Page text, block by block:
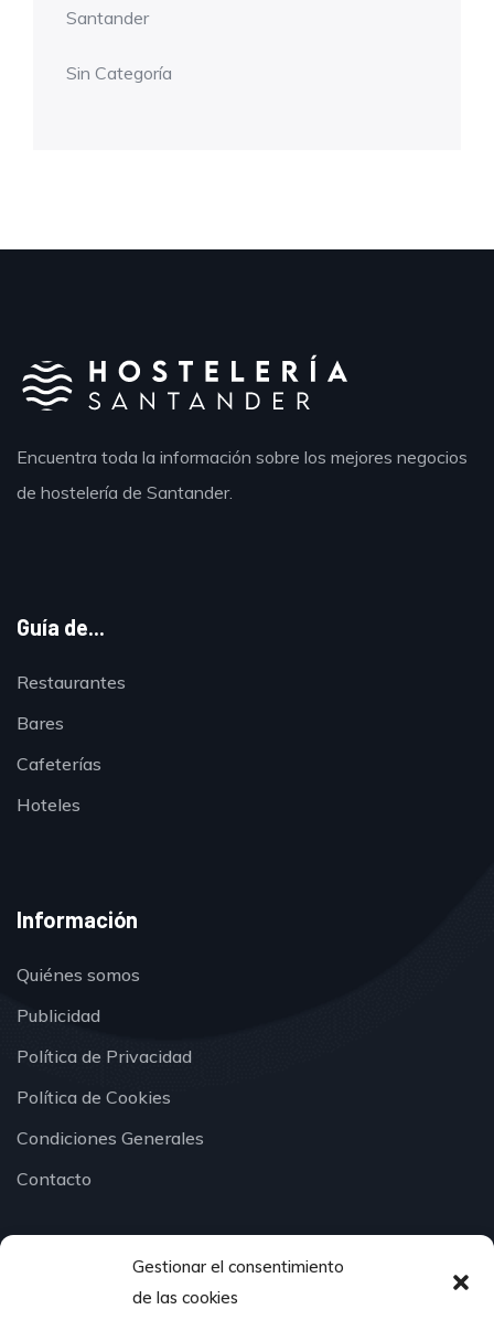
Gestionar el consentimiento
de las cookies
Santander
Sin Categoría
Encuentra toda la información sobre los mejores negocios
de hostelería de Santander.
Guía de...
Restaurantes
Bares
Cafeterías
Hoteles
Información
Quiénes somos
Publicidad
Política de Privacidad
Política de Cookies
Condiciones Generales
Contacto
¿Hablamos?